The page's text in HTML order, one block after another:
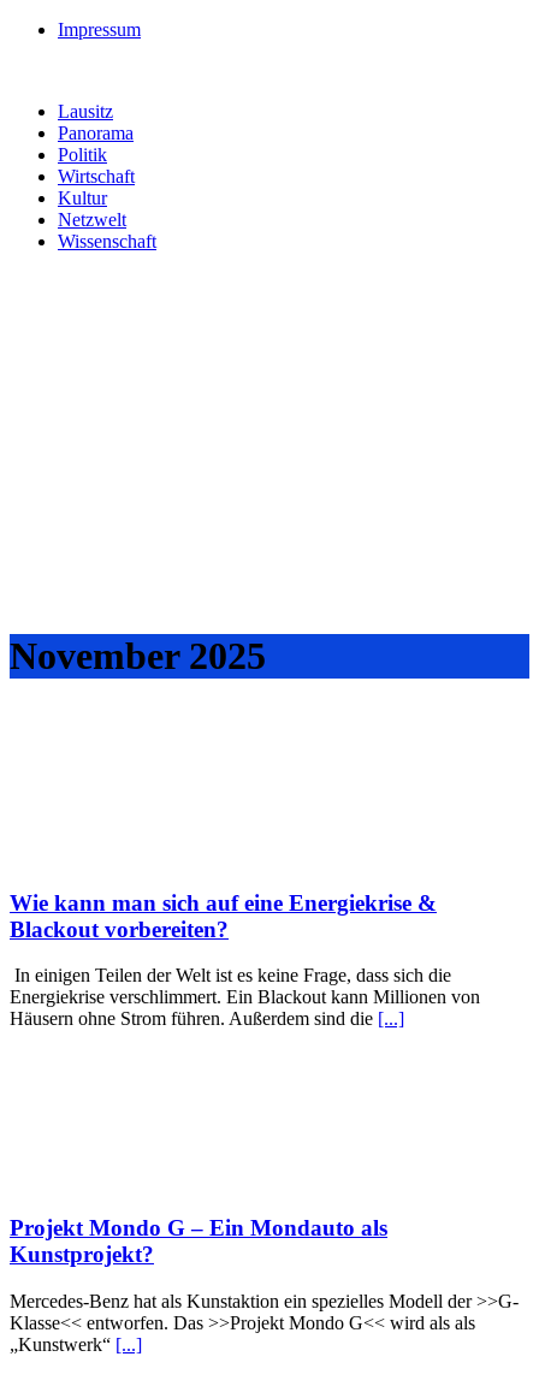
Impressum
Lausitz
Panorama
Politik
Wirtschaft
Kultur
Netzwelt
Wissenschaft
November 2025
Wie kann man sich auf eine Energiekrise &
Blackout vorbereiten?
In einigen Teilen der Welt ist es keine Frage, dass sich die
Energiekrise verschlimmert. Ein Blackout kann Millionen von
Häusern ohne Strom führen. Außerdem sind die [...]
Projekt Mondo G – Ein Mondauto als
Kunstprojekt?
Mercedes-Benz hat als Kunstaktion ein spezielles Modell der >>G-
Klasse<< entworfen. Das >>Projekt Mondo G<< wird als als
„Kunstwerk“ [...]